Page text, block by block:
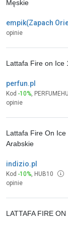
empik(Zapach
opinie
Męskie
perfun.pl
Kod -10%,
opinie
Lattafa Fire on Ice
indizio.pl
Kod -10%, HUB10
opinie
Lattafa Fire On
Arabskie
LATTAFA FIRE